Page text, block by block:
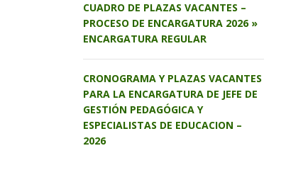
CUADRO DE PLAZAS VACANTES –
PROCESO DE ENCARGATURA 2026 »
ENCARGATURA REGULAR
CRONOGRAMA Y PLAZAS VACANTES
PARA LA ENCARGATURA DE JEFE DE
GESTIÓN PEDAGÓGICA Y
ESPECIALISTAS DE EDUCACION –
2026